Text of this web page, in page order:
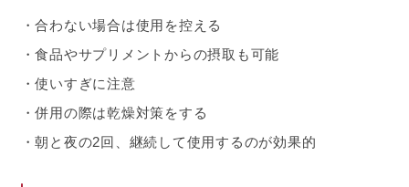
合わない場合は使用を控える
食品やサプリメントからの摂取も可能
使いすぎに注意
併用の際は乾燥対策をする
朝と夜の2回、継続して使用するのが効果的